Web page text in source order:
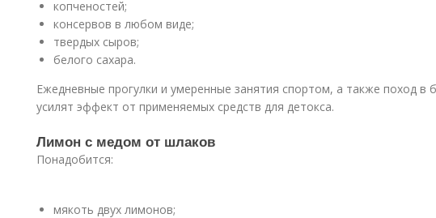
копченостей;
консервов в любом виде;
твердых сыров;
белого сахара.
Ежедневные прогулки и умеренные занятия спортом, а также поход в
усилят эффект от применяемых средств для детокса.
Лимон с медом от шлаков
Понадобится:
мякоть двух лимонов;